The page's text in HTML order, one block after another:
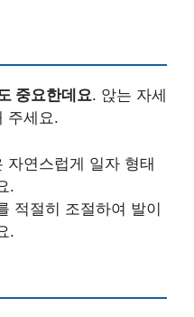
중요한데요. 앉는 자세
주세요.
자연스럽게 일자 형태
.
적절히 조절하여 발이
.